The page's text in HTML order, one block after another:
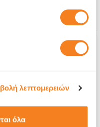
λεπτομερειών
όλα
12 μήνες